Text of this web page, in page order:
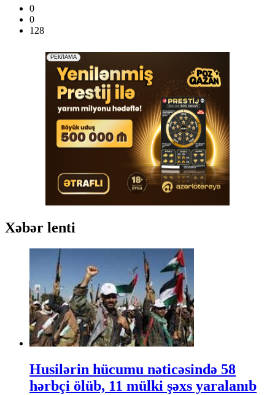
0
0
128
Xəbər lenti
Husilərin hücumu nəticəsində 58
hərbçi ölüb, 11 mülki şəxs yaralanıb